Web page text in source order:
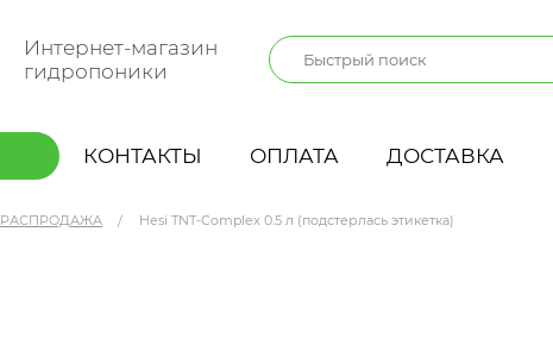
Интернет-магазин
гидропоники
КОНТАКТЫ ОПЛАТА ДОСТАВКА
РАСПРОДАЖА Hesi TNT-Complex 0.5 л (подстерлась этикетка)